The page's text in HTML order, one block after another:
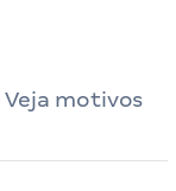
motivos